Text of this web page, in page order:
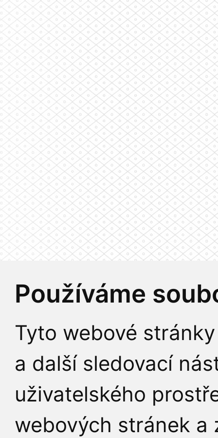
Používáme
Tyto webové
a další sledovací
uživatelského
webových stránek a